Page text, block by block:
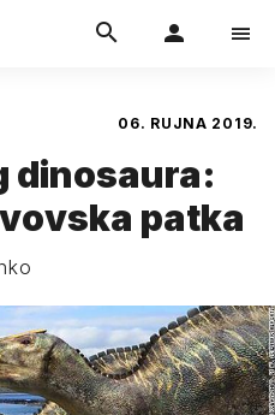
06. RUJNA 2019.
dinosaura:
patka